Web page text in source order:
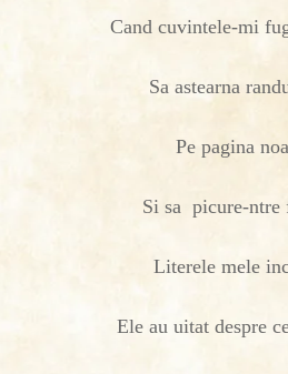
Cand cuvintele-mi
Sa astearna
Pe pagina
Si sa picure-ntre
Literele mele
Ele au uitat despre